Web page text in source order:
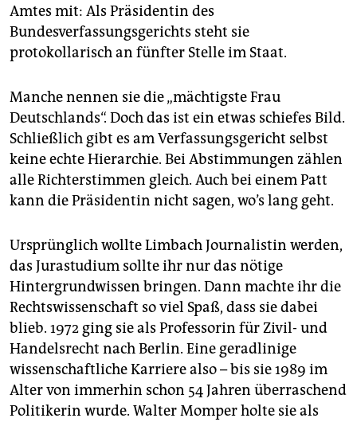
shop
fragen & hilfe
abo
genossenschaft
epaper login
Amtes mit: Als Präsidentin des
Bundesverfassungsgerichts steht sie
protokollarisch an fünfter Stelle im Staat.
Manche nennen sie die „mächtigste Frau
Deutschlands“. Doch das ist ein etwas schiefes Bild.
Schließlich gibt es am Verfassungsgericht selbst
keine echte Hierarchie. Bei Abstimmungen zählen
alle Richterstimmen gleich. Auch bei einem Patt
kann die Präsidentin nicht sagen, wo’s lang geht.
Ursprünglich wollte Limbach Journalistin werden,
das Jurastudium sollte ihr nur das nötige
Hintergrundwissen bringen. Dann machte ihr die
Rechtswissenschaft so viel Spaß, dass sie dabei
blieb. 1972 ging sie als Professorin für Zivil- und
Handelsrecht nach Berlin. Eine geradlinige
wissenschaftliche Karriere also – bis sie 1989 im
Alter von immerhin schon 54 Jahren überraschend
Politikerin wurde. Walter Momper holte sie als